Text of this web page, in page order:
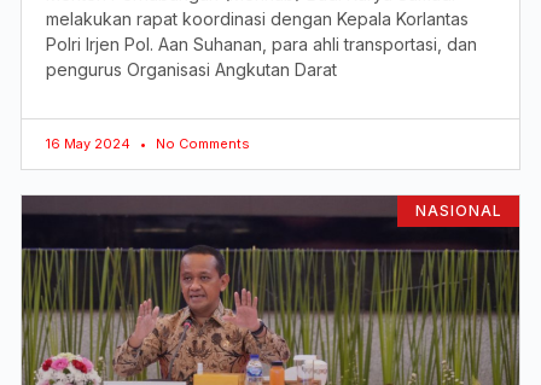
melakukan rapat koordinasi dengan Kepala Korlantas
Polri Irjen Pol. Aan Suhanan, para ahli transportasi, dan
pengurus Organisasi Angkutan Darat
16 May 2024 No Comments
NASIONAL